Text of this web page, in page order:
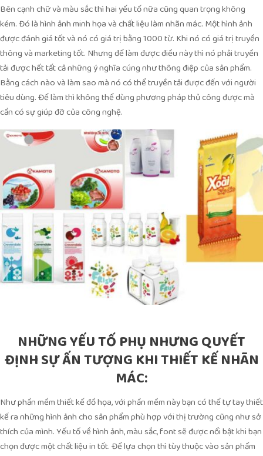
Bên cạnh chữ và màu sắc thì hai yếu tố nữa cũng quan trọng không
kém. Đó là hình ảnh minh họa và chất liệu làm nhãn mác. Một hình ảnh
được đánh giá tốt và nó có giá trị bằng 1000 từ. Khi nó có giá trị truyền
thông và marketing tốt. Nhưng để làm được điều này thì nó phải truyền
tải được hết tất cả những ý nghĩa cúng như thông điệp của sản phẩm.
Bằng cách nào và làm sao mà nó có thể truyền tải được đến với người
tiêu dùng. Để làm thì không thể dùng phương pháp thủ công được mà
cần có sự giúp đỡ của công nghệ.
NHỮNG YẾU TỐ PHỤ NHƯNG QUYẾT
ĐỊNH SỰ ẤN TƯỢNG KHI THIẾT KẾ NHÃN
MÁC:
Như phần mềm thiết kế đồ họa, với phần mềm này bạn có thể tự tay thiết
kế ra những hình ảnh cho sản phẩm phù hợp với thị trường cũng như sở
thích của mình. Yếu tố về hình ảnh, màu sắc, font sẽ được nổi bật khi bạn
chọn được một chất liệu in tốt. Để lựa chọn thì tùy thuộc vào sản phẩm